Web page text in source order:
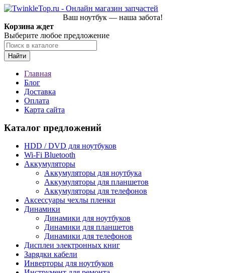
Ваш ноутбук — наша забота!
Корзина ждет
Выберите любое предложение
Найти
Главная
Блог
Доставка
Оплата
Карта сайта
Каталог предложений
HDD / DVD для ноутбуков
Wi-Fi Bluetooth
Аккумуляторы
Аккумуляторы для ноутбука
Аккумуляторы для планшетов
Аккумуляторы для телефонов
Аксессуары чехлы пленки
Динамики
Динамики для ноутбуков
Динамики для планшетов
Динамики для телефонов
Дисплеи электронных книг
Зарядки кабели
Инверторы для ноутбуков